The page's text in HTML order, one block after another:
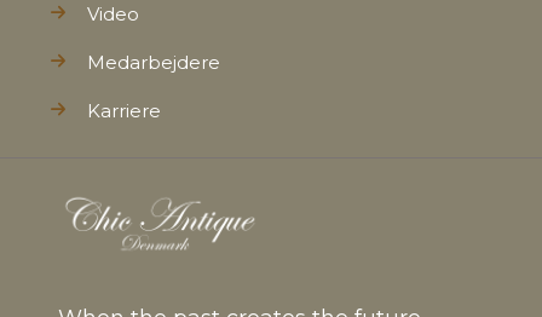
Video
Medarbejdere
Karriere